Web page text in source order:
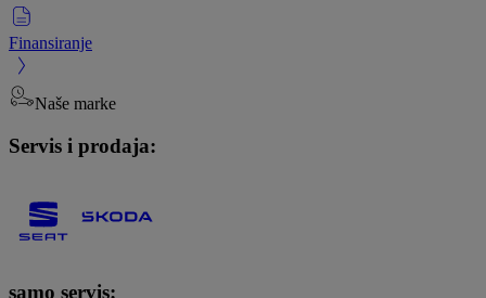
Finansiranje
Naše marke
Servis i prodaja:
samo servis: